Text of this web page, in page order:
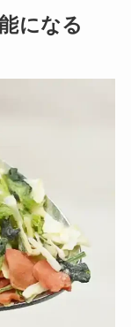
になる